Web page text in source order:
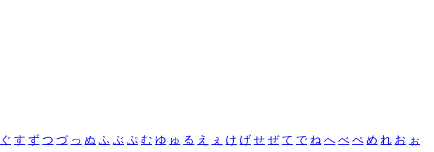
ぐ す ず つ づ っ ぬ ふ ぶ ぷ む ゆ ゅ る え ぇ け げ せ ぜ て で ね へ べ ぺ め れ お ぉ